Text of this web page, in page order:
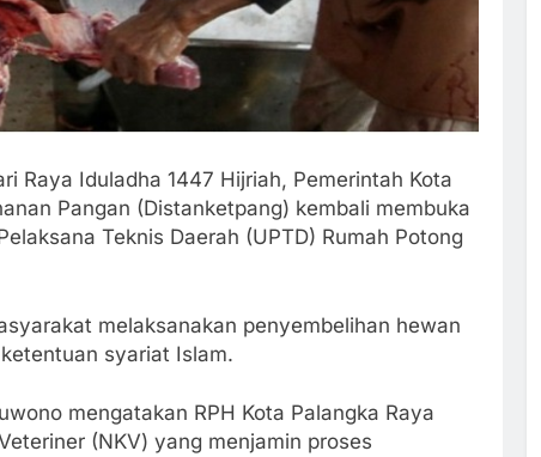
Raya Iduladha 1447 Hijriah, Pemerintah Kota
Pangan (Distanketpang) kembali membuka
Teknis Daerah (UPTD) Rumah Potong
melaksanakan penyembelihan hewan
syariat Islam.
mengatakan RPH Kota Palangka Raya
(NKV) yang menjamin proses